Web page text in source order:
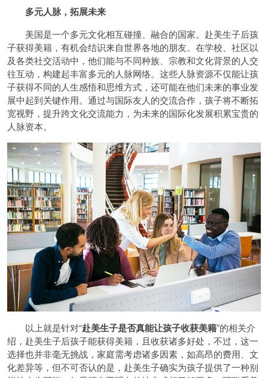
多元人脉，拓展未来
美国是一个多元文化相互碰撞、融合的国家。赴美生子后孩
子获得美籍，有机会结识来自世界各地的朋友。在学校、社区以
及各类社交活动中，他们能与不同种族、宗教和文化背景的人交
往互动，构建起丰富多元的人脉网络。这些人脉资源不仅能让孩
子获得不同的人生感悟和思维方式，还可能在他们未来的事业发
展中起到关键作用。通过与国际友人的交流合作，孩子将不断拓
宽视野，提升跨文化交流能力，为未来的国际化发展积累宝贵的
人脉资本。
以上就是针对“赴美生子是否真能让孩子收获美籍”的相关介
绍，赴美生子后孩子能获得美籍，且收获诸多好处，不过，这一
选择也并非毫无挑战，家庭需考虑诸多因素，如高昂的费用、文
化差异等，但不可否认的是，赴美生子确实为孩子提供了一种别